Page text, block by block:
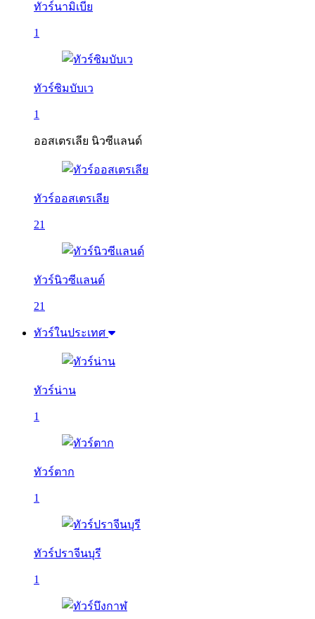
ทัวร์นามิเบีย
1
ทัวร์ซิมบับเว
1
ออสเตรเลีย นิวซีแลนด์
ทัวร์ออสเตรเลีย
21
ทัวร์นิวซีแลนด์
21
ทัวร์ในประเทศ
ทัวร์น่าน
1
ทัวร์ตาก
1
ทัวร์ปราจีนบุรี
1